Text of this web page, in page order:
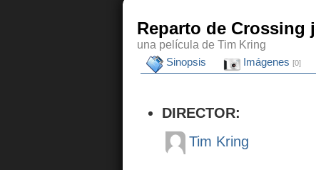
Reparto de Crossing
una película de Tim Kring
Sinopsis
Imágenes [0]
DIRECTOR:
Tim Kring